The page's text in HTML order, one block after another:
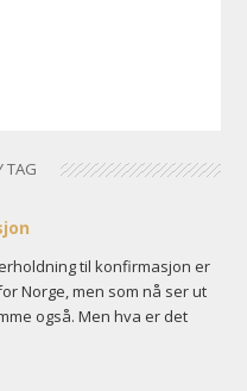
TAG
til konfirmasjon er
Norge, men som nå ser ut
også. Men hva er det